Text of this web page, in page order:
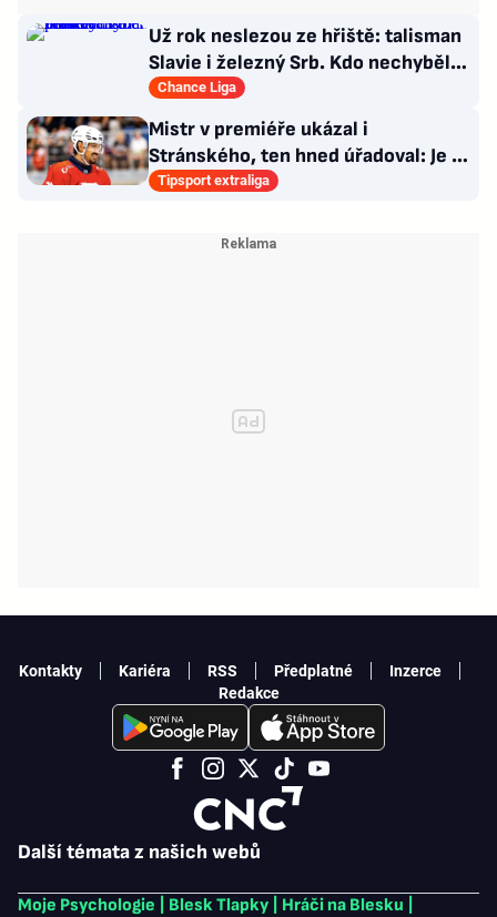
Už rok neslezou ze hřiště: talisman
Slavie i železný Srb. Kdo nechyběl
pět let?
Chance Liga
Mistr v premiéře ukázal i
Stránského, ten hned úřadoval: Je to
pro mě úplně nové…
Tipsport extraliga
Další témata z našich webů
Moje Psychologie Blesk Tlapky Hráči na Blesku
Kontakty Kariéra RSS Předplatné
Inzerce
Redakce